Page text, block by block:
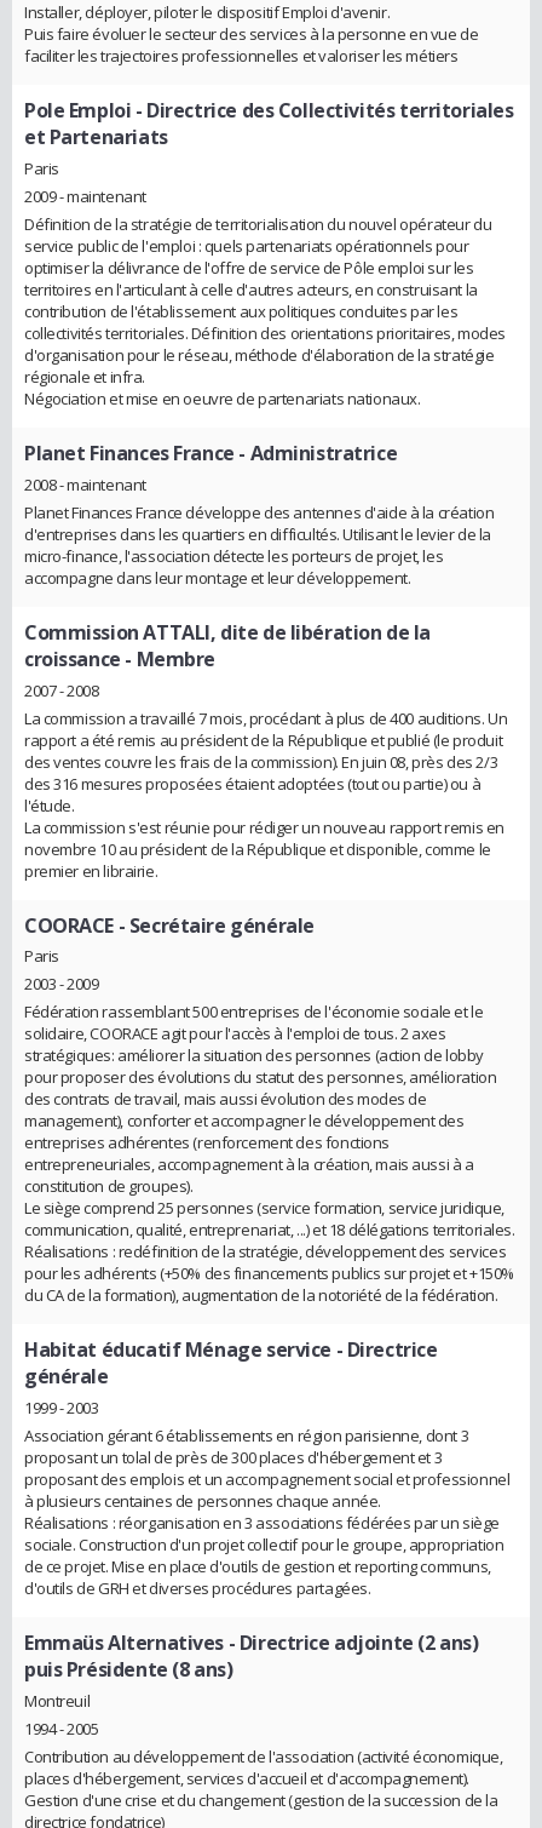
Installer, déployer, piloter le dispositif Emploi d'avenir.
Puis faire évoluer le secteur des services à la personne en vue de
faciliter les trajectoires professionnelles et valoriser les métiers
Pole Emploi - Directrice des Collectivités territoriales
et Partenariats
Paris
2009 - maintenant
Définition de la stratégie de territorialisation du nouvel opérateur du
service public de l'emploi : quels partenariats opérationnels pour
optimiser la délivrance de l'offre de service de Pôle emploi sur les
territoires en l'articulant à celle d'autres acteurs, en construisant la
contribution de l'établissement aux politiques conduites par les
collectivités territoriales. Définition des orientations prioritaires, modes
d'organisation pour le réseau, méthode d'élaboration de la stratégie
régionale et infra.
Négociation et mise en oeuvre de partenariats nationaux.
Planet Finances France - Administratrice
2008 - maintenant
Planet Finances France développe des antennes d'aide à la création
d'entreprises dans les quartiers en difficultés. Utilisant le levier de la
micro-finance, l'association détecte les porteurs de projet, les
accompagne dans leur montage et leur développement.
Commission ATTALI, dite de libération de la
croissance - Membre
2007 - 2008
La commission a travaillé 7 mois, procédant à plus de 400 auditions. Un
rapport a été remis au président de la République et publié (le produit
des ventes couvre les frais de la commission). En juin 08, près des 2/3
des 316 mesures proposées étaient adoptées (tout ou partie) ou à
l'étude.
La commission s'est réunie pour rédiger un nouveau rapport remis en
novembre 10 au président de la République et disponible, comme le
premier en librairie.
COORACE - Secrétaire générale
Paris
2003 - 2009
Fédération rassemblant 500 entreprises de l'économie sociale et le
solidaire, COORACE agit pour l'accès à l'emploi de tous. 2 axes
stratégiques: améliorer la situation des personnes (action de lobby
pour proposer des évolutions du statut des personnes, amélioration
des contrats de travail, mais aussi évolution des modes de
management), conforter et accompagner le développement des
entreprises adhérentes (renforcement des fonctions
entrepreneuriales, accompagnement à la création, mais aussi à a
constitution de groupes).
Le siège comprend 25 personnes (service formation, service juridique,
communication, qualité, entreprenariat, ...) et 18 délégations territoriales.
Réalisations : redéfinition de la stratégie, développement des services
pour les adhérents (+50% des financements publics sur projet et +150%
du CA de la formation), augmentation de la notoriété de la fédération.
Habitat éducatif Ménage service - Directrice
générale
1999 - 2003
Association gérant 6 établissements en région parisienne, dont 3
proposant un tolal de près de 300 places d'hébergement et 3
proposant des emplois et un accompagnement social et professionnel
à plusieurs centaines de personnes chaque année.
Réalisations : réorganisation en 3 associations fédérées par un siège
sociale. Construction d'un projet collectif pour le groupe, appropriation
de ce projet. Mise en place d'outils de gestion et reporting communs,
d'outils de GRH et diverses procédures partagées.
Emmaüs Alternatives - Directrice adjointe (2 ans)
puis Présidente (8 ans)
Montreuil
1994 - 2005
Contribution au développement de l'association (activité économique,
places d'hébergement, services d'accueil et d'accompagnement).
Gestion d'une crise et du changement (gestion de la succession de la
directrice fondatrice)